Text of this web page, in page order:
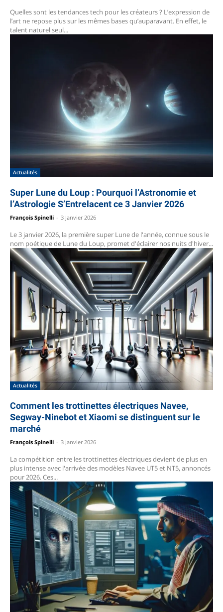
Quelles sont les tendances tech pour les créateurs ? L’expression de
l’art ne repose plus sur les mêmes bases qu’auparavant. En effet, le
talent naturel seul...
Actualités
Super Lune du Loup : Pourquoi l’Astronomie et
l’Astrologie S’Entrelacent ce 3 Janvier 2026
François Spinelli 3 Janvier 2026
Le 3 janvier 2026, la première super Lune de l'année, connue sous le
nom poétique de Lune du Loup, promet d'éclairer nos nuits d'hiver...
Actualités
Comment les trottinettes électriques Navee,
Segway-Ninebot et Xiaomi se distinguent sur le
marché
François Spinelli 3 Janvier 2026
La compétition entre les trottinettes électriques devient de plus en
plus intense avec l'arrivée des modèles Navee UT5 et NT5, annoncés
pour 2026. Ces...